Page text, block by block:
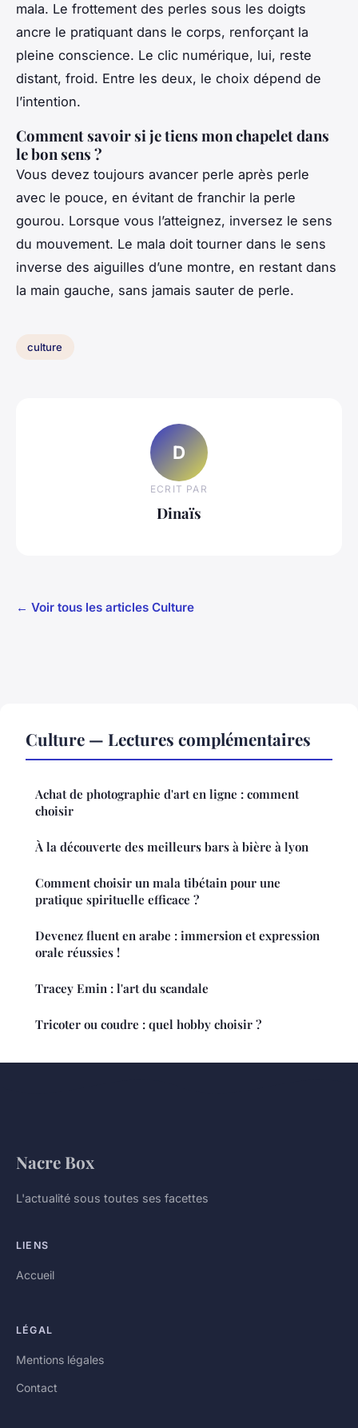
mala. Le frottement des perles sous les doigts
ancre le pratiquant dans le corps, renforçant la
pleine conscience. Le clic numérique, lui, reste
distant, froid. Entre les deux, le choix dépend de
l’intention.
Comment savoir si je tiens mon chapelet dans
le bon sens ?
Vous devez toujours avancer perle après perle
avec le pouce, en évitant de franchir la perle
gourou. Lorsque vous l’atteignez, inversez le sens
du mouvement. Le mala doit tourner dans le sens
inverse des aiguilles d’une montre, en restant dans
la main gauche, sans jamais sauter de perle.
culture
D
ECRIT PAR
Dinaïs
← Voir tous les articles Culture
Culture — Lectures complémentaires
Achat de photographie d'art en ligne : comment
choisir
À la découverte des meilleurs bars à bière à lyon
Comment choisir un mala tibétain pour une
pratique spirituelle efficace ?
Devenez fluent en arabe : immersion et expression
orale réussies !
Tracey Emin : l'art du scandale
Tricoter ou coudre : quel hobby choisir ?
Nacre Box
L'actualité sous toutes ses facettes
LIENS
Accueil
LÉGAL
Mentions légales
Contact